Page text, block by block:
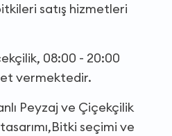
satış hizmetleri
08:00 - 20:00
vermektedir.
Peyzaj ve Çiçekçilik
seçimi ve